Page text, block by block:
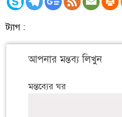
ট্যাগ :
আপনার মন্তব্য লিখুন
মন্তব্যের ঘর